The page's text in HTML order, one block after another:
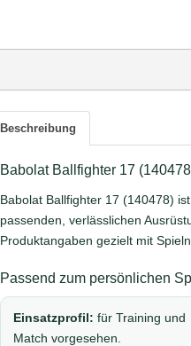
Beschreibung
Babolat Ballfighter 17
Babolat Ballfighter 17 (140478)
passenden, verlässlichen
Produktangaben gezielt mit
Passend zum persönlichen
Einsatzprofil: für Training und
Match vorgesehen.